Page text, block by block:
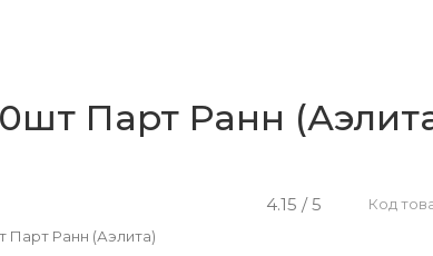
Парт Ранн
4.15 / 5
Код
Парт Ранн (Аэлита)